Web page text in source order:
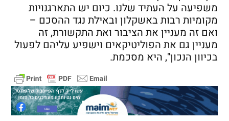
משפיעה על העתיד שלנו. כיום יש התארגנויות
מקומיות רבות באשקלון ובאילת נגד ההסכם –
ואם זה מעניין את הציבור ואת התקשורת, זה
מעניין גם את הפוליטיקאים וישפיע עליהם לפעול
בכיוון הנכון", היא מסכמת.